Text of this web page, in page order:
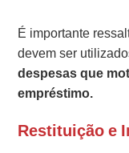
É importante
devem ser
despesas que
empréstimo.
Restituição e